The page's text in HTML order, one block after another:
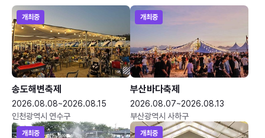
개최중
송도해변축제
2026.08.08~2026.08.15
인천광역시 연수구
개최중
부산바다축제
2026.08.07~2026.08.13
부산광역시 사하구
개최중 개최중